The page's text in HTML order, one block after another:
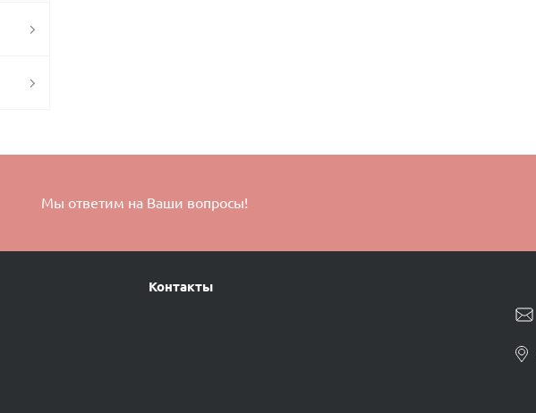
Мы ответим на Ваши вопросы!
Контакты